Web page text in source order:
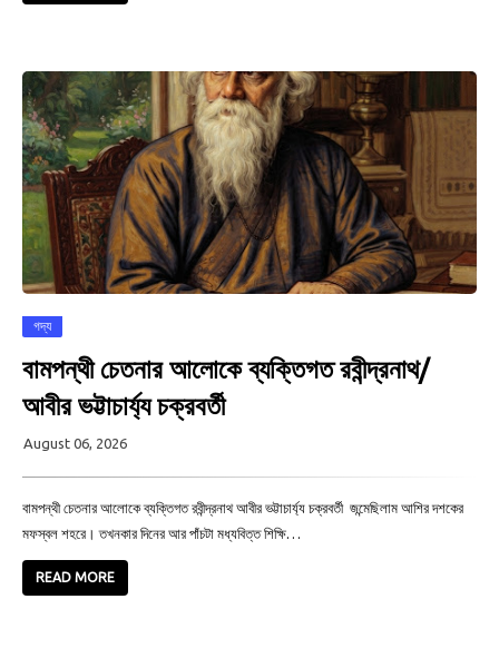
গদ্য
বামপন্থী চেতনার আলোকে ব্যক্তিগত রবীন্দ্রনাথ/
আবীর ভট্টাচার্য্য চক্রবর্তী
August 06, 2026
বামপন্থী চেতনার আলোকে ব্যক্তিগত রবীন্দ্রনাথ আবীর ভট্টাচার্য্য চক্রবর্তী জন্মেছিলাম আশির দশকের
মফস্বল শহরে। তখনকার দিনের আর পাঁচটা মধ্যবিত্ত শিক্ষি…
READ MORE